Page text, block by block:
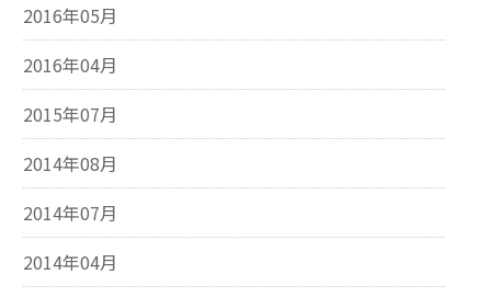
2016年05月
2016年04月
2015年07月
2014年08月
2014年07月
2014年04月